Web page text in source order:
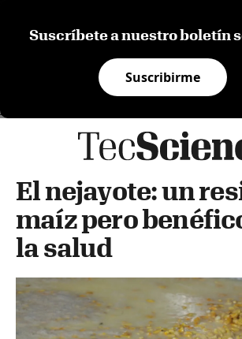
Suscríbete a nuestro boletín
Suscribirme
El nejayote: un
maíz pero
la salud